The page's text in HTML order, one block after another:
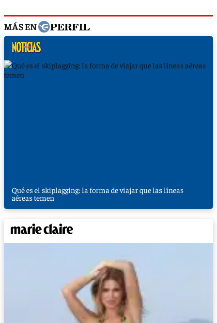
MÁS EN
Qué es el skiplagging: la forma de viajar que las líneas
aéreas temen